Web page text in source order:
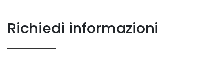
Richiedi informazioni